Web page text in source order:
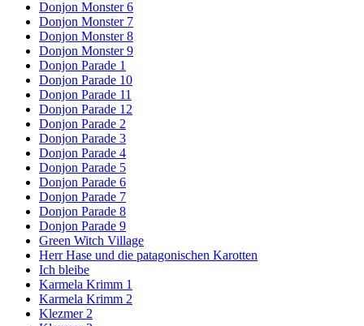
Donjon Monster 6
Donjon Monster 7
Donjon Monster 8
Donjon Monster 9
Donjon Parade 1
Donjon Parade 10
Donjon Parade 11
Donjon Parade 12
Donjon Parade 2
Donjon Parade 3
Donjon Parade 4
Donjon Parade 5
Donjon Parade 6
Donjon Parade 7
Donjon Parade 8
Donjon Parade 9
Green Witch Village
Herr Hase und die patagonischen Karotten
Ich bleibe
Karmela Krimm 1
Karmela Krimm 2
Klezmer 2